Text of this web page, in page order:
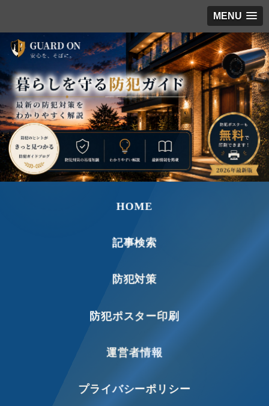
MENU
HOME
記事検索
防犯対策
防犯ポスター印刷
運営者情報
プライバシーポリシー